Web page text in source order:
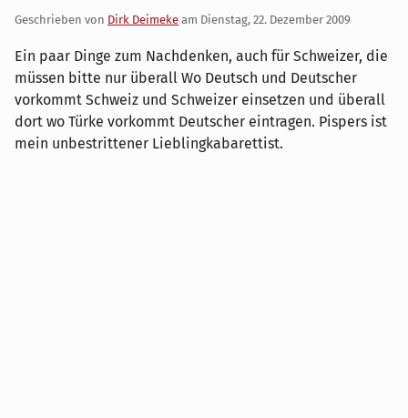
Geschrieben von Dirk Deimeke am Dienstag, 22. Dezember 2009
Ein paar Dinge zum Nachdenken, auch für Schweizer, die
müssen bitte nur überall Wo Deutsch und Deutscher
vorkommt Schweiz und Schweizer einsetzen und überall
dort wo Türke vorkommt Deutscher eintragen. Pispers ist
mein unbestrittener Lieblingkabarettist.